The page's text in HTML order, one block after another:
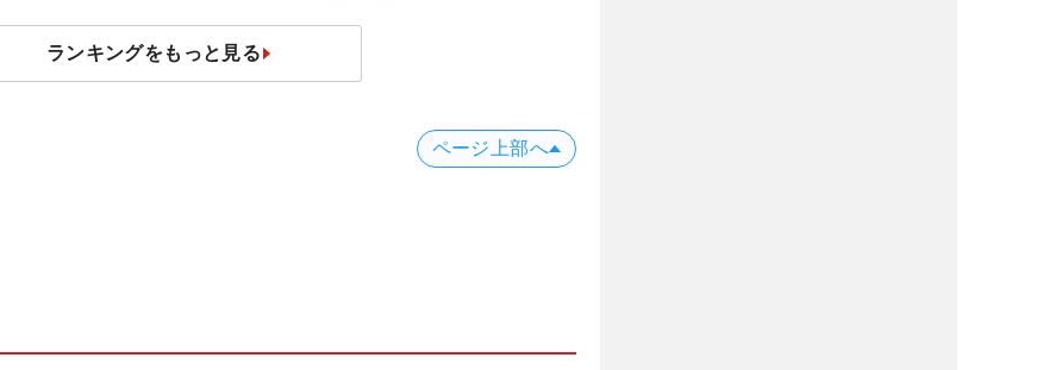
ランキングをもっと見る
ページ上部へ